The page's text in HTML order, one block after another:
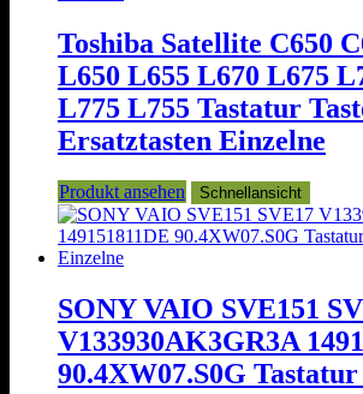
Toshiba Satellite C650
L650 L655 L670 L675
L775 L755 Tastatur
Ersatztasten Einzelne
Produkt ansehen Schnellansicht
SONY VAIO SVE151
V133930AK3GR3A
90.4XW07.S0G Tastatur